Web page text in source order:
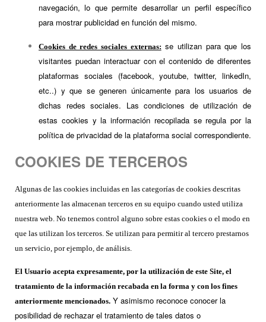
navegación, lo que permite desarrollar un perfil específico
para mostrar publicidad en función del mismo.
Cookies de redes sociales externas: se utilizan para que los
visitantes puedan interactuar con el contenido de diferentes
plataformas sociales (facebook, youtube, twitter, linkedIn,
etc..) y que se generen únicamente para los usuarios de
dichas redes sociales. Las condiciones de utilización de
estas cookies y la información recopilada se regula por la
política de privacidad de la plataforma social correspondiente.
COOKIES DE TERCEROS
Algunas de las cookies incluidas en las categorías de cookies descritas
anteriormente las almacenan terceros en su equipo cuando usted utiliza
nuestra web. No tenemos control alguno sobre estas cookies o el modo en
que las utilizan los terceros. Se utilizan para permitir al tercero prestarnos
un servicio, por ejemplo, de análisis.
El Usuario acepta expresamente, por la utilización de este Site, el
tratamiento de la información recabada en la forma y con los fines
anteriormente mencionados. Y asimismo reconoce conocer la
posibilidad de rechazar el tratamiento de tales datos o